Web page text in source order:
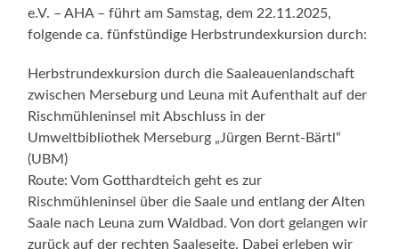
e.V. – AHA – führt am Samstag, dem 22.11.2025,
folgende ca. fünfstündige Herbstrundexkursion durch:
Herbstrundexkursion durch die Saaleauenlandschaft
zwischen Merseburg und Leuna mit Aufenthalt auf der
Rischmühleninsel mit Abschluss in der
Umweltbibliothek Merseburg „Jürgen Bernt-Bärtl“
(UBM)
Route: Vom Gotthardteich geht es zur
Rischmühleninsel über die Saale und entlang der Alten
Saale nach Leuna zum Waldbad. Von dort gelangen wir
zurück auf der rechten Saaleseite. Dabei erleben wir